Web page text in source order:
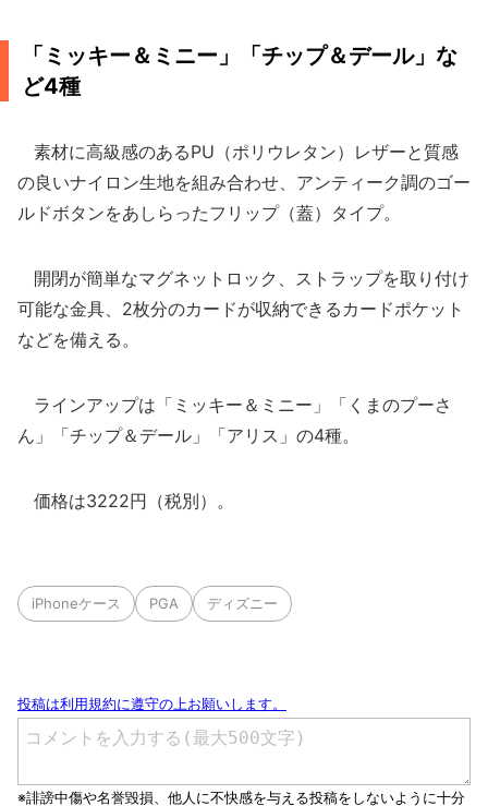
「ミッキー＆ミニー」「チップ＆デール」な
ど4種
素材に高級感のあるPU（ポリウレタン）レザーと質感
の良いナイロン生地を組み合わせ、アンティーク調のゴー
ルドボタンをあしらったフリップ（蓋）タイプ。
開閉が簡単なマグネットロック、ストラップを取り付け
可能な金具、2枚分のカードが収納できるカードポケット
などを備える。
ラインアップは「ミッキー＆ミニー」「くまのプーさ
ん」「チップ＆デール」「アリス」の4種。
価格は3222円（税別）。
iPhoneケース PGA ディズニー